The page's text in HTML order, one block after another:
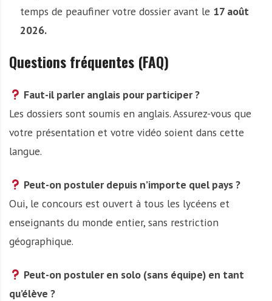
temps de peaufiner votre dossier avant le 17 août
2026.
Questions fréquentes (FAQ)
Faut-il parler anglais pour participer ?
Les dossiers sont soumis en anglais. Assurez-vous que
votre présentation et votre vidéo soient dans cette
langue.
Peut-on postuler depuis n’importe quel pays ?
Oui, le concours est ouvert à tous les lycéens et
enseignants du monde entier, sans restriction
géographique.
Peut-on postuler en solo (sans équipe) en tant
qu’élève ?